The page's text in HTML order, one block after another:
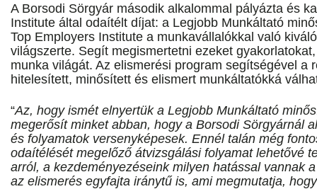
A Borsodi Sörgyár második alkalommal pályázta és
Institute által odaítélt díjat: a Legjobb Munkáltató
Top Employers Institute a munkavállalókkal való
világszerte. Segít megismertetni ezeket
munka világát. Az elismerési program segítségével a
hitelesített, minősített és elismert munkáltatókká
“Az, hogy ismét elnyertük a Legjobb Munkáltató
megerősít minket abban, hogy a Borsodi Sörgyárnál
és folyamatok versenyképesek. Ennél talán még
odaítélését megelőző átvizsgálási folyamat lehetővé
arról, a kezdeményezéseink milyen hatással vannak
az elismerés egyfajta iránytű is, ami megmutatja,